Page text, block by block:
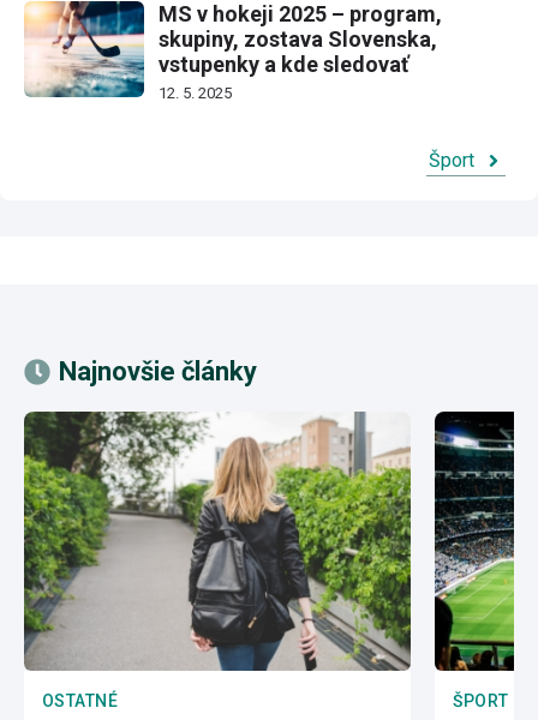
MS v hokeji 2025 – program,
skupiny, zostava Slovenska,
vstupenky a kde sledovať
12. 5. 2025
Šport
Najnovšie články
OSTATNÉ ŠPORT